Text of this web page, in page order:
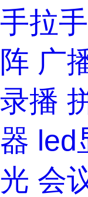
手拉
阵 广
录播
器 led
光 会